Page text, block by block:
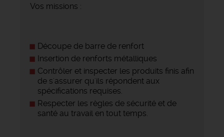
Vos missions :
Découpe de barre de renfort
Insertion de renforts métalliques
Contrôler et inspecter les produits finis afin
de s'assurer qu'ils répondent aux
spécifications requises.
Respecter les règles de sécurité et de
santé au travail en tout temps.